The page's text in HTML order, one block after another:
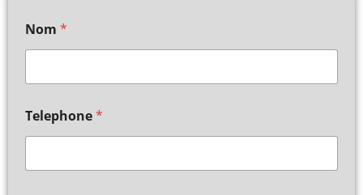
Nom *
Telephone*